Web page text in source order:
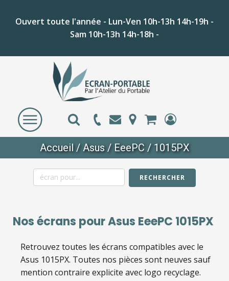
Ouvert toute l'année - Lun-Ven 10h-13h 14h-19h -
Sam 10h-13h 14h-18h -
Accueil/ Asus/ EeePC / 1015PX
RECHERCHER
Nos écrans pourAsus EeePC 1015PX
Retrouvez toutes les écrans compatibles avec le
Asus 1015PX. Toutes nos pièces sont neuves sauf
mention contraire explicite avec logo recyclage.